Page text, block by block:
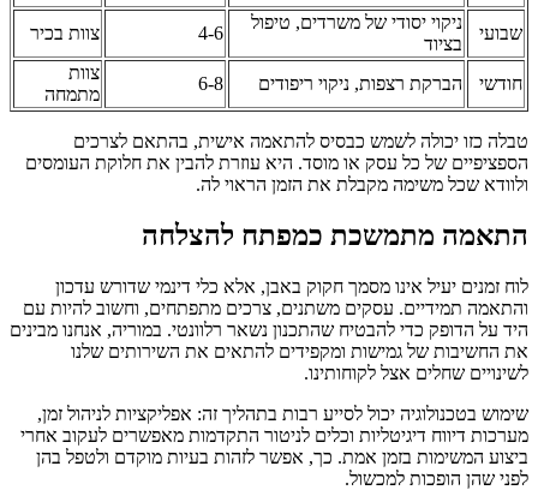
שבועי
ניקוי יסודי של משרדים, טיפול
בציוד
4-6 צוות בכיר
חודשי הברקת רצפות, ניקוי ריפודים 6-8
צוות
מתמחה
טבלה כזו יכולה לשמש כבסיס להתאמה אישית, בהתאם לצרכים
הספציפיים של כל עסק או מוסד. היא עוזרת להבין את חלוקת העומסים
ולוודא שכל משימה מקבלת את הזמן הראוי לה.
התאמה מתמשכת כמפתח להצלחה
לוח זמנים יעיל אינו מסמך חקוק באבן, אלא כלי דינמי שדורש עדכון
והתאמה תמידיים. עסקים משתנים, צרכים מתפתחים, וחשוב להיות עם
היד על הדופק כדי להבטיח שהתכנון נשאר רלוונטי. במוריה, אנחנו מבינים
את החשיבות של גמישות ומקפידים להתאים את השירותים שלנו
לשינויים שחלים אצל לקוחותינו.
שימוש בטכנולוגיה יכול לסייע רבות בתהליך זה: אפליקציות לניהול זמן,
מערכות דיווח דיגיטליות וכלים לניטור התקדמות מאפשרים לעקוב אחרי
ביצוע המשימות בזמן אמת. כך, אפשר לזהות בעיות מוקדם ולטפל בהן
לפני שהן הופכות למכשול.